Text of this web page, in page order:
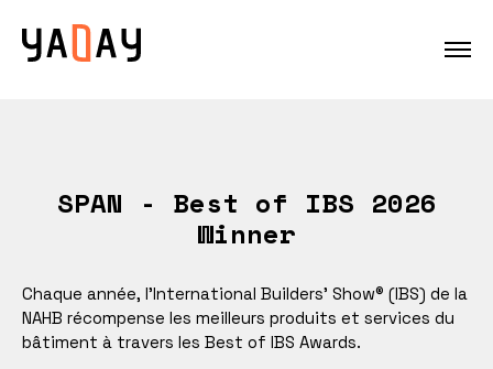
SPAN - Best of IBS 2026
Winner
Chaque année, l’International Builders’ Show® (IBS) de la
NAHB récompense les meilleurs produits et services du
bâtiment à travers les Best of IBS Awards.